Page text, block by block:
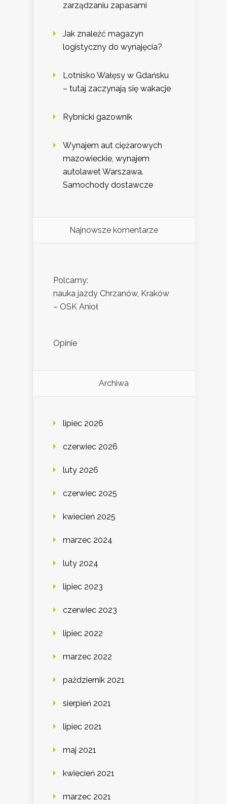
zarządzaniu zapasami
Jak znaleźć magazyn
logistyczny do wynajęcia?
Lotnisko Wałęsy w Gdańsku
– tutaj zaczynają się wakacje
Rybnicki gazownik
Wynajem aut ciężarowych
mazowieckie, wynajem
autolawet Warszawa.
Samochody dostawcze
Najnowsze komentarze
Polcamy:
nauka jazdy Chrzanów, Kraków
– OSK Anioł
Opinie
Archiwa
lipiec 2026
czerwiec 2026
luty 2026
czerwiec 2025
kwiecień 2025
marzec 2024
luty 2024
lipiec 2023
czerwiec 2023
lipiec 2022
marzec 2022
październik 2021
sierpień 2021
lipiec 2021
maj 2021
kwiecień 2021
marzec 2021